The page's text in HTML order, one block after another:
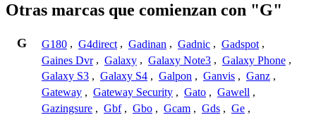
Otras marcas que comienzan con "G"
G G180 , G4direct , Gadinan , Gadnic , Gadspot ,
Gaines Dvr , Galaxy , Galaxy Note3 , Galaxy Phone ,
Galaxy S3 , Galaxy S4 , Galpon , Ganvis , Ganz ,
Gateway , Gateway Security , Gato , Gawell ,
Gazingsure , Gbf , Gbo , Gcam , Gds , Ge ,